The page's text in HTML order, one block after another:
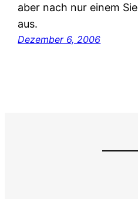
aber nach nur einem
aus.
Dezember 6, 2006